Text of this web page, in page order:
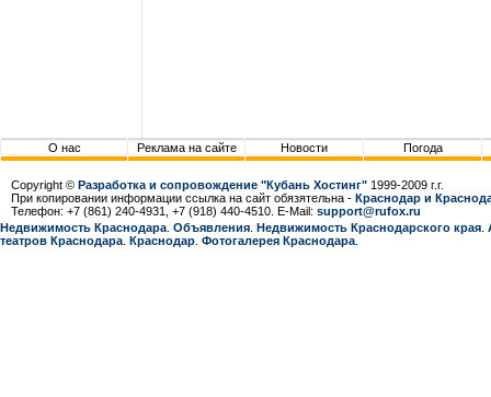
О нас Реклама на сайте Новости Погода
Copyright © Разработка и сопровождение "Кубань Хостинг" 1999-2009 г.г.
При копировании информации ссылка на сайт обязятельна - Краснодар и
Телефон: +7 (861) 240-4931, +7 (918) 440-4510. E-Mail: support@rufox.ru
Недвижимость Краснодара Объявления Недвижимость Краснодарcкого края
театров Краснодара Краснодар Фотогалерея Краснодара